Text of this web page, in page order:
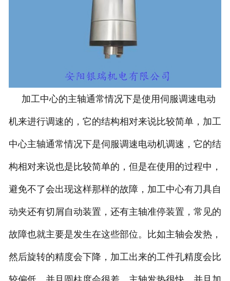
加工中心的主轴通常情况下是使用伺服调速电动
机来进行调速的，它的结构相对来说比较简单，加工
中心主轴通常情况下是伺服调速电动机调速，它的结
构相对来说也是比较简单的，但是在使用的过程中，
避免不了会出现这样那样的故障，加工中心有刀具自
动夹还有切屑自动装置，还有主轴准停装置，常见的
故障也就主要是发生在这些部位。比如主轴会发热，
然后旋转的精度会下降，加工出来的工件孔精度会比